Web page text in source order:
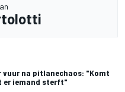
vuur na pitlanechaos: "Komt
er iemand sterft"